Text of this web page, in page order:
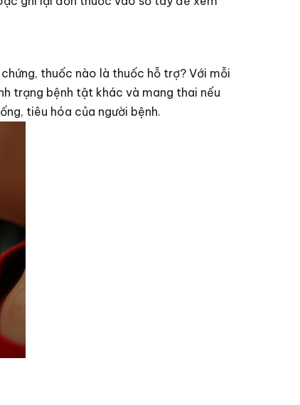
thuốc nào là thuốc hỗ trợ? Với mỗi
trạng bệnh tật khác và mang thai nếu
tiêu hóa của người bệnh.